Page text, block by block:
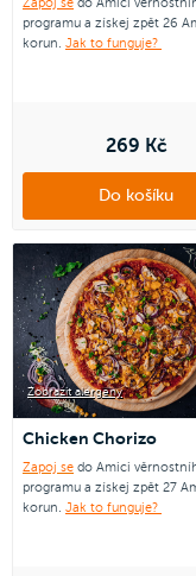
programu a získej zpět 26
korun. Jak to funguje?
269 Kč
Do košíku
Zobrazit alergeny
Chicken Chorizo
Zapoj se do Amici
programu a získej zpět 27
korun. Jak to funguje?